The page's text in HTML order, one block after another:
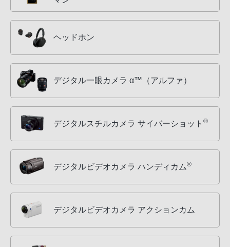
ヘッドホン
デジタル一眼カメラ α™（アルファ）
デジタルスチルカメラ サイバーショット ®
デジタルビデオカメラ ハンディカム®
デジタルビデオカメラ アクションカム